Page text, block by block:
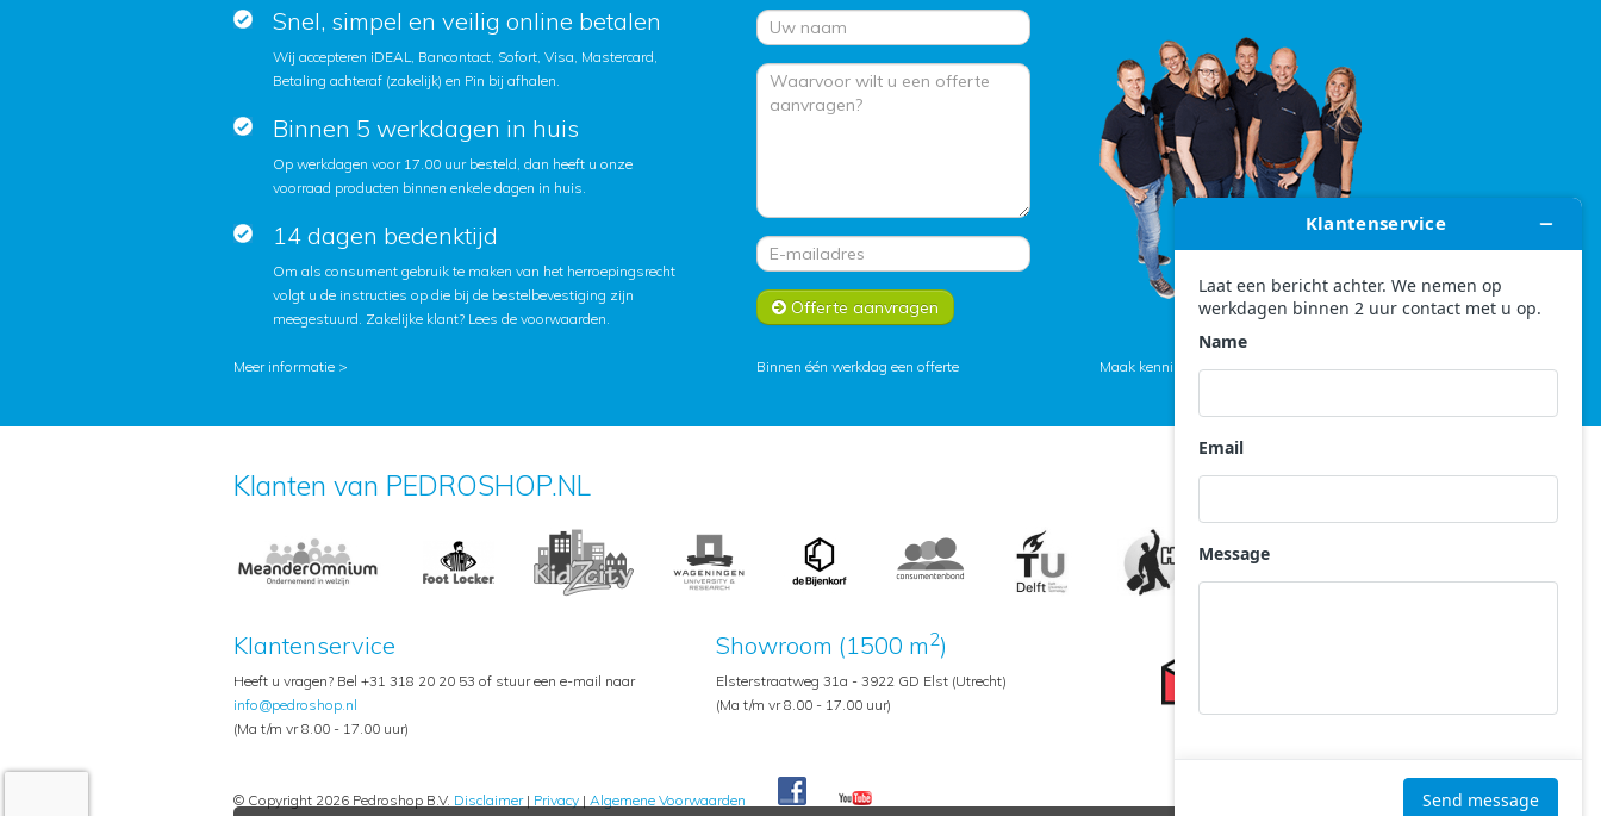
Snel, simpel en veilig online betalen
Wij accepteren iDEAL, Bancontact, Sofort, Visa, Mastercard,
Betaling achteraf (zakelijk) en Pin bij afhalen.
Binnen 5 werkdagen in huis
Op werkdagen voor 17.00 uur besteld, dan heeft u onze
voorraad producten binnen enkele dagen in huis.
14 dagen bedenktijd
Om als consument gebruik te maken van het herroepingsrecht
volgt u de instructies op die bij de bestelbevestiging zijn
meegestuurd. Zakelijke klant? Lees de voorwaarden.
Offerte aanvragen
Meer informatie > Binnen één werkdag een offerte Maak kennis met het team >
Klanten van PEDROSHOP.NL
Klantenservice
Heeft u vragen? Bel +31 318 20 20 53 of stuur een e-mail naar
info@pedroshop.nl
(Ma t/m vr 8.00 - 17.00 uur)
Showroom (1500 m2)
Elsterstraatweg 31a - 3922 GD Elst (Utrecht)
(Ma t/m vr 8.00 - 17.00 uur)
© Copyright 2026 Pedroshop B.V. Disclaimer| Privacy | Algemene Voorwaarden
Pedroshop